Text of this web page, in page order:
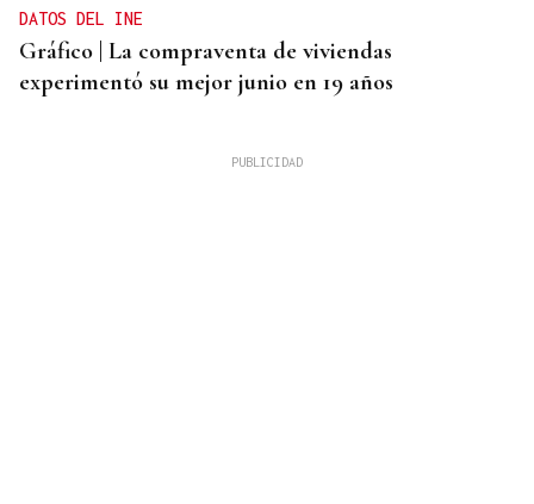
DATOS DEL INE
Gráfico | La compraventa de viviendas
experimentó su mejor junio en 19 años